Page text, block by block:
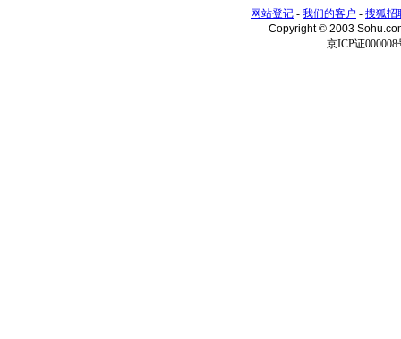
网站登记 - 我们的客户 - 搜狐招
Copyright © 2003
京ICP证